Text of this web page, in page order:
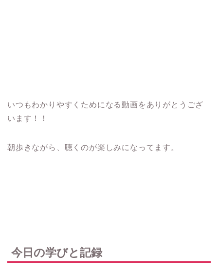
いつもわかりやすくためになる動画をありがとうござ
います！！
朝歩きながら、聴くのが楽しみになってます。
今日の学びと記録